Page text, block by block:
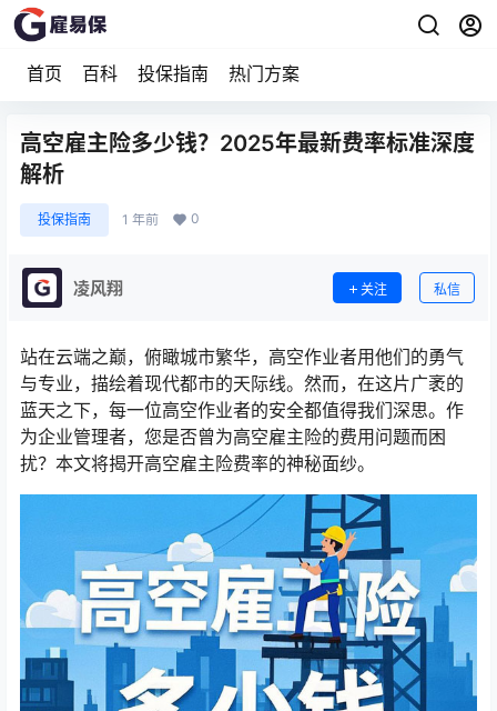
首页 百科 投保指南 热门方案
高空雇主险多少钱？2025年最新费率标准深度
解析
投保指南 1 年前 0
凌风翔 关注 私信
站在云端之巅，俯瞰城市繁华，高空作业者用他们的勇气
与专业，描绘着现代都市的天际线。然而，在这片广袤的
蓝天之下，每一位高空作业者的安全都值得我们深思。作
为企业管理者，您是否曾为高空雇主险的费用问题而困
扰？本文将揭开高空雇主险费率的神秘面纱。